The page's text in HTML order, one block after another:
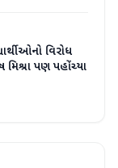
વિરોધ
મિશ્રા પણ પહોંચ્યા